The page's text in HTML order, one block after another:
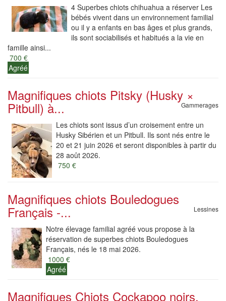
4 Superbes chiots chihuahua a réserver Les
bébés vivent dans un environnement familial
ou il y a enfants en bas âges et plus grands,
ils sont sociabilisés et habitués a la vie en
famille ainsi...
700 €
Agréé
Magnifiques chiots Pitsky (Husky ×
Pitbull) à... Gammerages
Les chiots sont issus d’un croisement entre un
Husky Sibérien et un Pitbull. Ils sont nés entre le
20 et 21 juin 2026 et seront disponibles à partir du
28 août 2026.
750 €
Magnifiques chiots Bouledogues
Français -... Lessines
Notre élevage familial agréé vous propose à la
réservation de superbes chiots Bouledogues
Français, nés le 18 mai 2026.
1000 €
Agréé
Magnifiques Chiots Cockapoo noirs,